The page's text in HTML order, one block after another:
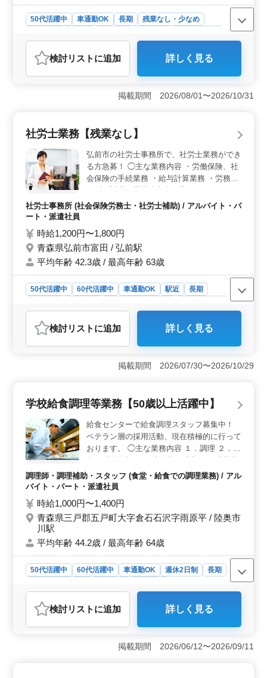
50代活躍中 車通勤OK 長期
残業なし・少なめ
おすすめポイント
《自動車整備士の募集》 当社では、自動車整備士を募
集しています。50歳以上の方も大歓迎！主に乗用車、ト
や緊急整備、事故車体の部品交換など、幅広い業務に携
は10年以上が望ましいですが、未経験者でもチャンスが
選べ、年収は330〜400万円。通勤手当や賞与も充実して
います。 【会社概要】 青森県青森市新田に拠点を
置く自動車整備工場です。新青森駅からアクセスが便利
で、無料駐車場も完備しています。自動車の点検・整
備・車検業務を中心に、地域のお客様に安心・安全な車
を提供しています。
検討リスト に追加 詳しく見る
掲載期間 2026/08/01〜2026/10/31
社労士業務【残業なし】
弘前市の社労士事務所で、社労士業務ができ
る方急募！ ◯主な業務内容 ・労働保険、社
会保険の手続業務 ・給与計算業務 ・労務ト
ラブル対応・電子公文書の取得（ソフトを使
用して事務所内の業務です） ・書類のファ
度も充実し、ワークライフバランス重視の働
き方が可能です！ ※ダブルワークも可能 ※
マイカー通勤可能 ※お子様の行事に シニア
世代のベテラン社労士も活躍中の事務所で
す。 今まで培ってきた経験・スキルを発揮
して頂ける方、ぜひご応募ください！
社労士事務所 (社会保険労務士・社労士補助) / アルバイト・パ
ート・派遣社員
時給1,200円〜1,800円
青森県弘前市富田 / 弘前駅
平均年齢 42.3歳 / 最高年齢 63歳
50代活躍中 60代活躍中 車通勤OK 駅近
長期
検討リスト に追加 詳しく見る
掲載期間 2026/07/30〜2026/10/29
学校給食調理等業務【50歳以上活躍中】
給食センターで給食調理スタッフ募集中！
ベテラン層の採用活動、現在積極的に行って
おります。 ◯主な業務内容 １．調理 ２．配
び厨芥処理 ５．その他付随する業務 ＊６０
歳以上の方の応募も含め、幅広い年齢層の方
マイカー通勤OK。毎日の通勤ストレスも少
なく済みます。
調理師・調理補助・スタッフ (食堂・給食での調理業務) / アル
バイト・パート・派遣社員
時給1,000円〜1,400円
青森県三戸郡五戸町大字倉石石沢字雨原平 / 陸奥市
川駅
平均年齢 44.2歳 / 最高年齢 64歳
50代活躍中 60代活躍中 車通勤OK 週休2日制
長期
調理師・調理補助・スタッフ
おすすめポイント
＜ベテランが活躍できる職場＞ この求人は、ベテラン
層が多く活躍しており、幅広い年代の方が歓迎されてい
ます。調理経験が1年以上あれば、年齢に関わらず応募可
検討リスト に追加 詳しく見る
掲載期間 2026/06/12〜2026/09/11